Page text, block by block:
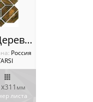
7.0.2.0 Восток Деревянная мозаика TARSI Intarsia
Россия
мм
листа